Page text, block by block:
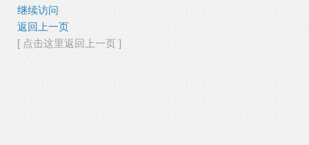
继续访问
返回上一页
[ 点击这里返回上一页 ]